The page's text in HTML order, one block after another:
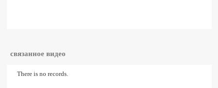
связанное видео
There is no records.